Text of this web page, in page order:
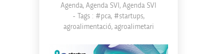
Agenda, Agenda SVI , Agenda SVI
- Tags : #pca, #startups,
agroalimentació, agroalimetari